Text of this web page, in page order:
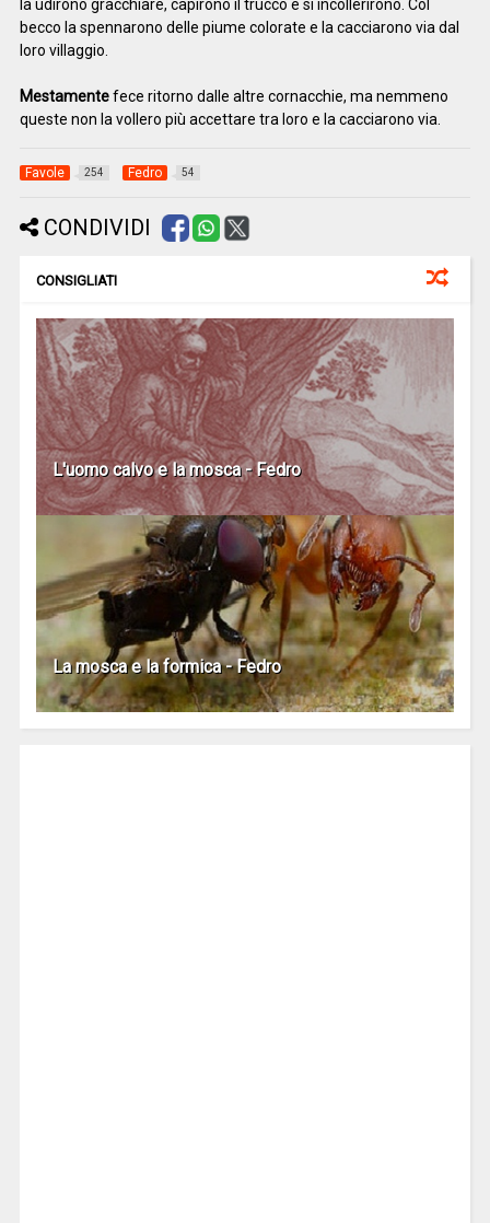
la udirono gracchiare, capirono il trucco e si incollerirono. Col
becco la spennarono delle piume colorate e la cacciarono via dal
loro villaggio.
Mestamentefece ritorno dalle altre cornacchie, ma nemmeno
queste non la vollero più accettare tra loro e la cacciarono via.
Favole 254 Fedro 54
CONDIVIDI
CONSIGLIATI
L'uomo calvo e la mosca - Fedro
La mosca e la formica - Fedro